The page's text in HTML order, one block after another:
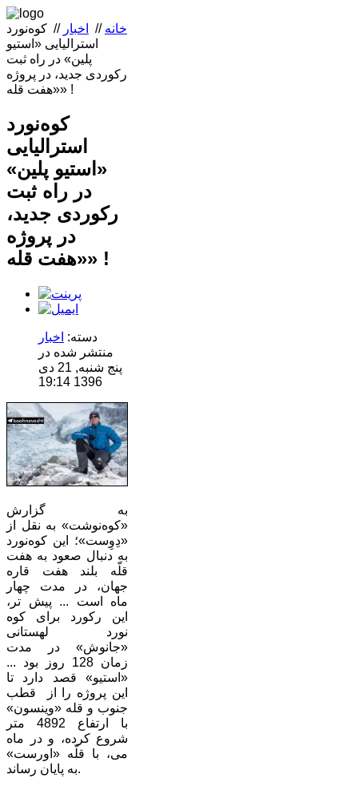
خانه // اخبار // کوه‌نورد
استرالیایی «استیو
پلین» در راه ثبت
رکوردی جدید، در پروژه
«هفت قله» !
کوه‌نورد
استرالیایی
«استیو پلین»
در راه ثبت
رکوردی جدید،
در پروژه
«هفت قله» !
دسته: اخبار
منتشر شده در
پنج شنبه, 21 دی
1396 19:14
به گزارش
«کوه‌نوشت» به نقل از
«دِوِست»؛ این کوه‌نورد
به دنبال صعود به هفت
قلّه بلند هفت قاره
جهان، در مدت چهار
ماه است ... پیش تر،
این رکورد برای کوه
نورد لهستانی
«جانوش» در مدت
زمان 128 روز بود ...
«استیو» قصد دارد تا
این پروژه را از قطب
جنوب و قله «وینسون»
با ارتفاع 4892 متر
شروع کرده، و در ماه
می، با قلّه «اورست»
به پایان رساند.